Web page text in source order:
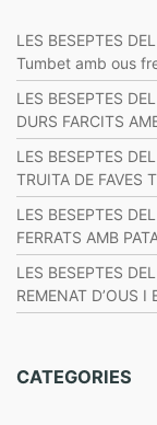
LES BESEPTES
Tumbet amb ous
LES BESEPTES
DURS FARCITS
LES BESEPTES
TRUITA DE FAVES
LES BESEPTES
FERRATS AMB
LES BESEPTES
REMENAT D’OUS I
CATEGORIES